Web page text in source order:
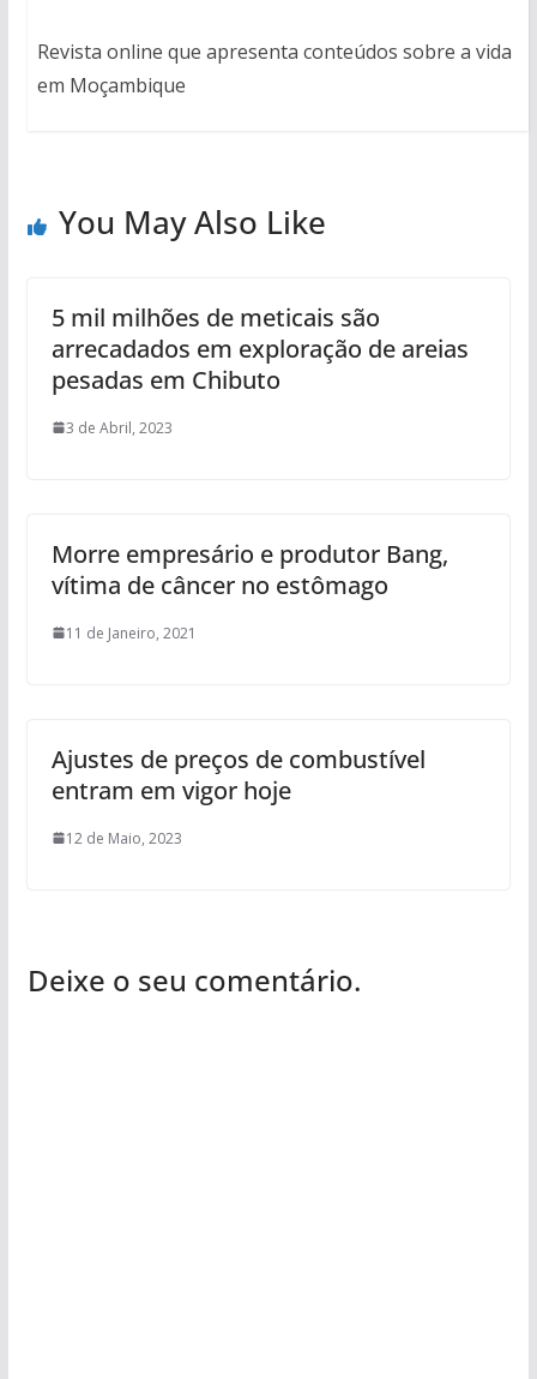
Revista online que apresenta conteúdos sobre a vida
em Moçambique
You May Also Like
5 mil milhões de meticais são
arrecadados em exploração de areias
pesadas em Chibuto
3 de Abril, 2023
Morre empresário e produtor Bang,
vítima de câncer no estômago
11 de Janeiro, 2021
Ajustes de preços de combustível
entram em vigor hoje
12 de Maio, 2023
Deixe o seu comentário.